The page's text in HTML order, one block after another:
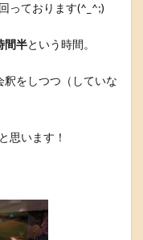
っております(^_^;)
間半という時間。
釈をしつつ（していな
思います！